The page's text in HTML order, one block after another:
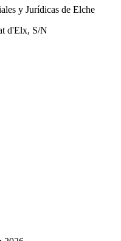
y Jurídicas de Elche
d'Elx, S/N